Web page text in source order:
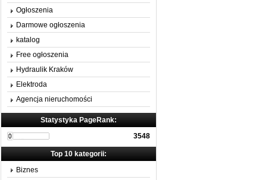
Ogłoszenia
Darmowe ogłoszenia
katalog
Free ogłoszenia
Hydraulik Kraków
Elektroda
Agencja nieruchomości
Statystyka PageRank:
3548
Top 10 kategorii:
Biznes